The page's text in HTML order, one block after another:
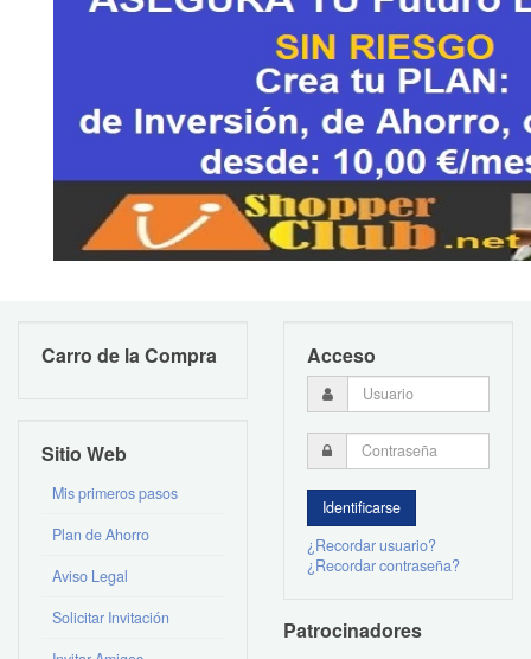
Carro de la Compra
Sitio Web
Mis primeros pasos
Plan de Ahorro
Aviso Legal
Solicitar Invitación
Acceso
¿Recordar usuario?
¿Recordar contraseña?
Patrocinadores